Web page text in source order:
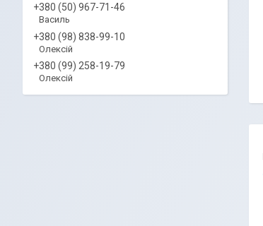
+380 (50) 967-71-46
Василь
+380 (98) 838-99-10
Олексій
+380 (99) 258-19-79
Олексій